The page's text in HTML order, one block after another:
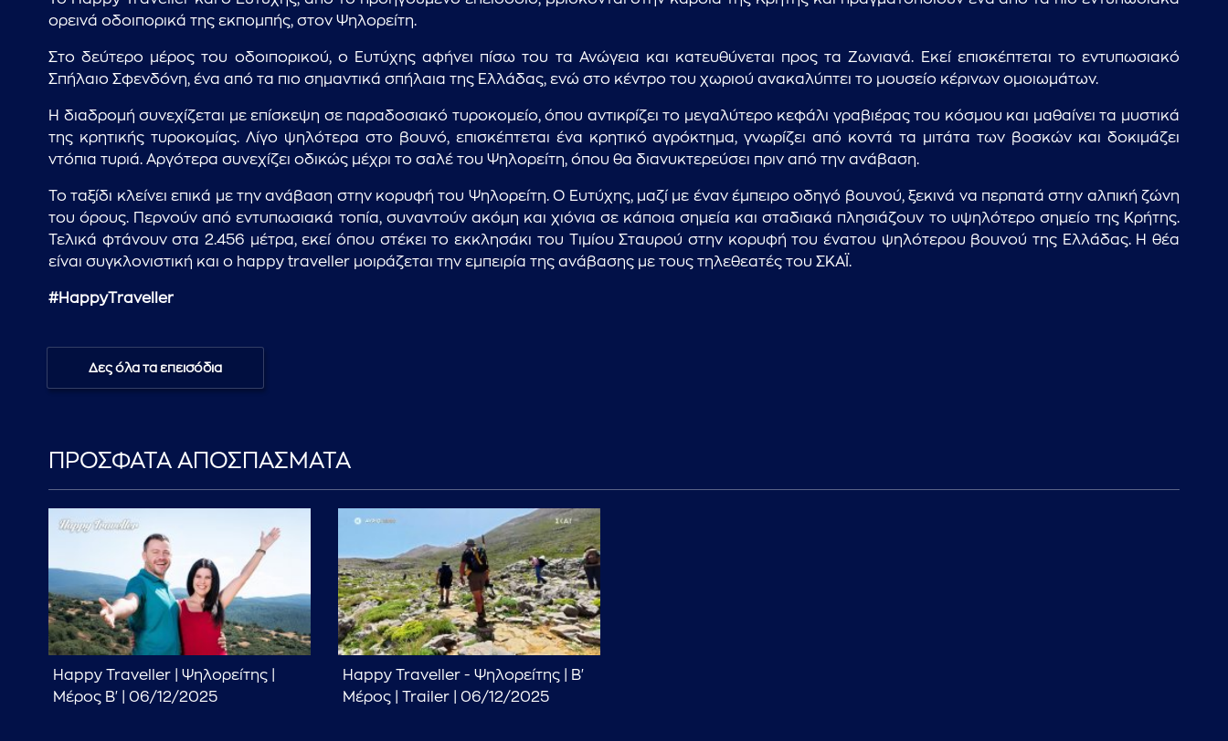
ορεινά οδοιπορικά της εκπομπής, στον Ψηλορείτη.
Στο δεύτερο μέρος του οδοιπορικού, ο Ευτύχης αφήνει πίσω του τα Ανώγεια και κατευθύνεται προς τα Ζωνιανά. Εκεί επισκέπτεται το εντυπωσιακό
Σπήλαιο Σφενδόνη, ένα από τα πιο σημαντικά σπήλαια της Ελλάδας, ενώ στο κέντρο του χωριού ανακαλύπτει το μουσείο κέρινων ομοιωμάτων.
Η διαδρομή συνεχίζεται με επίσκεψη σε παραδοσιακό τυροκομείο, όπου αντικρίζει το μεγαλύτερο κεφάλι γραβιέρας του κόσμου και μαθαίνει τα μυστικά
της κρητικής τυροκομίας. Λίγο ψηλότερα στο βουνό, επισκέπτεται ένα κρητικό αγρόκτημα, γνωρίζει από κοντά τα μιτάτα των βοσκών και δοκιμάζει
ντόπια τυριά. Αργότερα συνεχίζει οδικώς μέχρι το σαλέ του Ψηλορείτη, όπου θα διανυκτερεύσει πριν από την ανάβαση.
Το ταξίδι κλείνει επικά με την ανάβαση στην κορυφή του Ψηλορείτη. Ο Ευτύχης, μαζί με έναν έμπειρο οδηγό βουνού, ξεκινά να περπατά στην αλπική ζώνη
του όρους. Περνούν από εντυπωσιακά τοπία, συναντούν ακόμη και χιόνια σε κάποια σημεία και σταδιακά πλησιάζουν το υψηλότερο σημείο της Κρήτης.
Τελικά φτάνουν στα 2.456 μέτρα, εκεί όπου στέκει το εκκλησάκι του Τιμίου Σταυρού στην κορυφή του ένατου ψηλότερου βουνού της Ελλάδας. Η θέα
είναι συγκλονιστική και ο happy traveller μοιράζεται την εμπειρία της ανάβασης με τους τηλεθεατές του ΣΚΑΪ.
#ΗappyΤraveller
Δες όλα τα επεισόδια
ΠΡΟΣΦΑΤΑ ΑΠΟΣΠΑΣΜΑΤΑ
Happy Traveller | Ψηλορείτης |
Μέρος Β' | 06/12/2025
Happy Traveller - Ψηλορείτης | Β'
Μέρος | Trailer | 06/12/2025